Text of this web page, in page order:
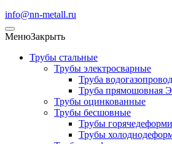
info@nn-metall.ru
МенюЗакрыть
Трубы стальные
Трубы электросварные
Труба
Труба прямошовная
Трубы оцинкованные
Трубы бесшовные
Трубы
Трубы